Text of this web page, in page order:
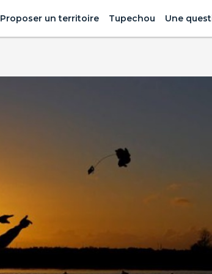
Proposer un territoire Tupechou Une